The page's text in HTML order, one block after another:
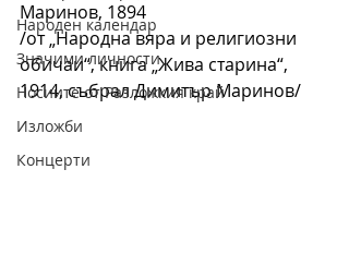
Народен календар
Значими личности
Носиите от Разложкия край
Изложби
Концерти
Маринов, 1894
/от „Народна вяра и религиозни
обичаи“, книга „Жива старина“,
1914, събрал Димитър Маринов/